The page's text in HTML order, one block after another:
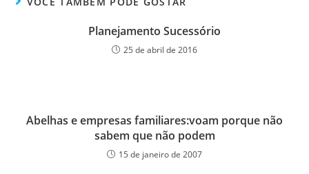
Planejamento Sucessório
25 de abril de 2016
Abelhas e empresas familiares:voam porque não
sabem que não podem
15 de janeiro de 2007